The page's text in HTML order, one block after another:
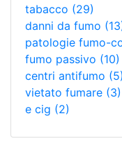
tabacco (29)
danni da fumo
patologie fumo-
fumo passivo (10)
centri antifumo (5)
vietato fumare (3)
e cig (2)